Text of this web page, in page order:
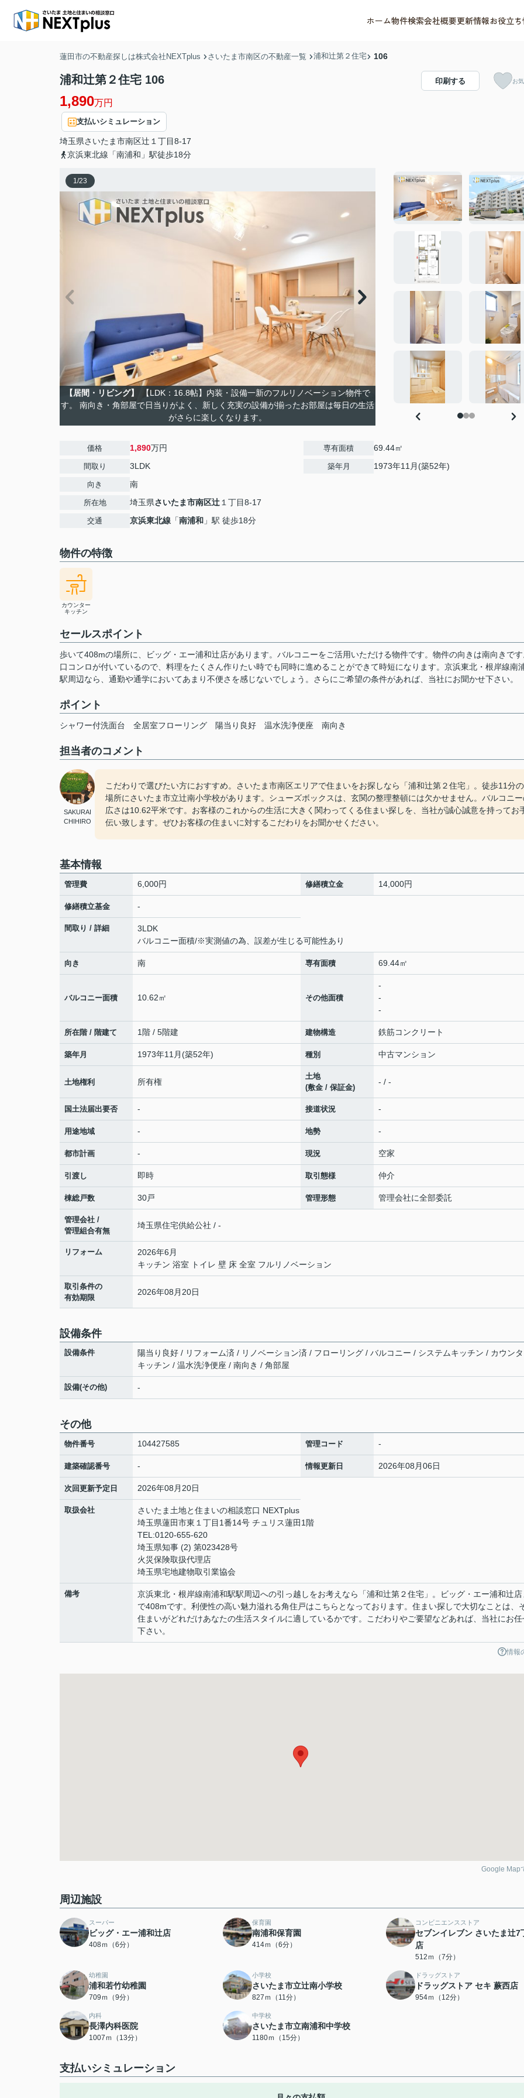
ホーム物件検索会社概要更新情報お役立
蓮田市の不動産探しは株式会社NEXTplus さいたま市南区の不動産一覧 浦和辻第２住宅 106
浦和辻第２住宅 106
1,890万円
支払いシミュレーション
埼玉県さいたま市南区辻 １丁目8-17
京浜東北線「南浦和」駅徒歩18分
印刷する お
1/23
【居間・リビング】
【LDK：16.8帖】内装・設備一新のフルリノベーション物件で
す。 南向き・角部屋で日当りがよく、新しく充実の設備が揃ったお部屋は毎日の生活
がさらに楽しくなります。
価格 1,890万円
間取り 3LDK
向き 南
所在地 埼玉県さいたま市南区辻 １丁目8-17
交通 京浜東北線 「南浦和 」駅 徒歩18分
専有面積 69.44㎡
築年月 1973年11月(築52年)
物件の特徴
カウンター
キッチン
セールスポイント
歩いて408mの場所に、ビッグ・エー浦和辻店があります。バルコニーをご活用いただける物件です。物件の向きは南向きで
口コンロが付いているので、料理をたくさん作りたい時でも同時に進めることができて時短になります。京浜東北・根岸線南
駅周辺なら、通勤や通学においてあまり不便さを感じないでしょう。さらにご希望の条件があれば、当社にお聞かせ下さい。
ポイント
シャワー付洗面台 全居室フローリング 陽当り良好 温水洗浄便座 南向き
担当者のコメント
SAKURAI
CHIHIRO
こだわりで選びたい方におすすめ。さいたま市南区エリアで住まいをお探しなら「浦和辻第２住宅」。徒歩11分の
場所にさいたま市立辻南小学校があります。シューズボックスは、玄関の整理整頓には欠かせません。バルコニ
広さは10.62平米です。お客様のこれからの生活に大きく関わってくる住まい探しを、当社が誠心誠意を持ってお
伝い致します。ぜひお客様の住まいに対するこだわりをお聞かせください。
基本情報
管理費 6,000円 修繕積立金 14,000円
修繕積立基金 -
間取り / 詳細
3LDK
バルコニー面積/※実測値の為、誤差が生じる可能性あり
向き 南 専有面積 69.44㎡
バルコニー面積 10.62㎡ その他面積
-
-
-
所在階 / 階建て 1階 / 5階建 建物構造 鉄筋コンクリート
築年月 1973年11月(築52年) 種別 中古マンション
土地権利 所有権
土地
(敷金 / 保証金)
- / -
国土法届出要否 - 接道状況 -
用途地域 - 地勢 -
都市計画 - 現況 空家
引渡し 即時 取引態様 仲介
棟総戸数 30戸 管理形態 管理会社に全部委託
管理会社 /
管理組合有無
埼玉県住宅供給公社 / -
リフォーム
2026年6月
キッチン 浴室 トイレ 壁 床 全室 フルリノベーション
取引条件の
有効期限
2026年08月20日
設備条件
設備条件
陽当り良好 / リフォーム済 / リノベーション済 / フローリング / バルコニー / システムキッチン / カウン
キッチン / 温水洗浄便座 / 南向き / 角部屋
設備(その他) -
その他
物件番号 104427585 管理コード -
建築確認番号 - 情報更新日 2026年08月06日
次回更新予定日 2026年08月20日
取扱会社
さいたま土地と住まいの相談窓口 NEXTplus
埼玉県蓮田市東１丁目1番14号 チュリス蓮田1階
TEL:0120-655-620
埼玉県知事 (2) 第023428号
火災保険取扱代理店
埼玉県宅地建物取引業協会
備考
京浜東北・根岸線南浦和駅駅周辺への引っ越しをお考えなら「浦和辻第２住宅」。ビッグ・エー浦和辻店
で408mです。利便性の高い魅力溢れる角住戸はこちらとなっております。住まい探しで大切なことは、
住まいがどれだけあなたの生活スタイルに適しているかです。こだわりやご要望などあれば、当社にお任
下さい。
情報
Google Map
周辺施設
スーパー
ビッグ・エー浦和辻店
408ｍ（6分）
保育園
南浦和保育園
414ｍ（6分）
コンビニエンスストア
セブンイレブン さいたま辻7
店
512ｍ（7分）
幼稚園
浦和若竹幼稚園
709ｍ（9分）
小学校
さいたま市立辻南小学校
827ｍ（11分）
ドラッグストア
ドラッグストア セキ 蕨西店
954ｍ（12分）
内科
長澤内科医院
1007ｍ（13分）
中学校
さいたま市立南浦和中学校
1180ｍ（15分）
支払いシミュレーション